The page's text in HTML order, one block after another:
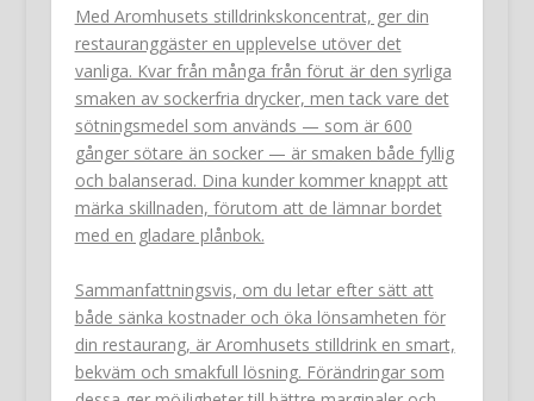
Med Aromhusets stilldrinkskoncentrat, ger din
restauranggäster en upplevelse utöver det
vanliga. Kvar från många från förut är den syrliga
smaken av sockerfria drycker, men tack vare det
sötningsmedel som används — som är 600
gånger sötare än socker — är smaken både fyllig
och balanserad. Dina kunder kommer knappt att
märka skillnaden, förutom att de lämnar bordet
med en gladare plånbok.
Sammanfattningsvis, om du letar efter sätt att
både sänka kostnader och öka lönsamheten för
din restaurang, är Aromhusets stilldrink en smart,
bekväm och smakfull lösning. Förändringar som